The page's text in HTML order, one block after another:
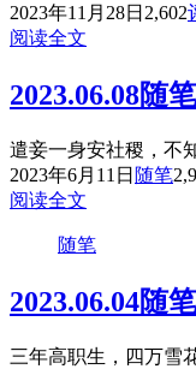
2023年11月28日 2,602
阅读全文
2023.06.08随笔
遣妾一身安社稷，不
2023年6月11日 随笔
阅读全文
随笔
2023.06.04随笔
三年高职生，四万雪